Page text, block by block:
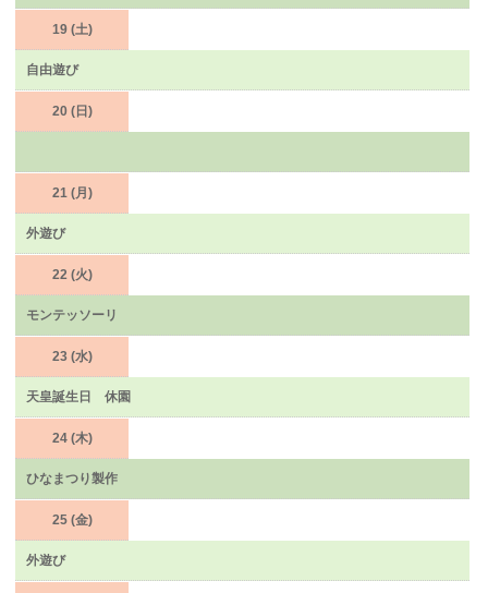
19 (土)
自由遊び
20 (日)
21 (月)
外遊び
22 (火)
モンテッソーリ
23 (水)
天皇誕生日 休園
24 (木)
ひなまつり製作
25 (金)
外遊び